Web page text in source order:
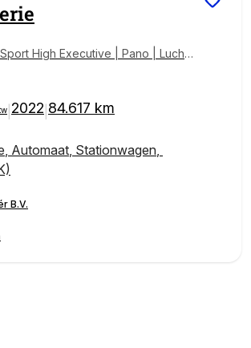
High Executive | Pano | Lucht
| Digital Dash | Automaat | Trekh
2022 84.617 km
, Automaat, Stationwagen,
B.V.